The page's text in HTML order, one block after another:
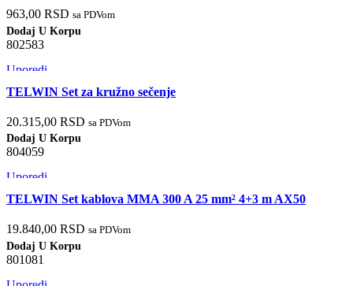
963,00 RSD sa PDVom
Dodaj U Korpu
802583
Uporedi
Brzi pregled
TELWIN Set za kružno sečenje
20.315,00 RSD sa PDVom
Dodaj U Korpu
804059
Uporedi
Brzi pregled
TELWIN Set kablova MMA 300 A 25 mm² 4+3 m AX50
19.840,00 RSD sa PDVom
Dodaj U Korpu
801081
Uporedi